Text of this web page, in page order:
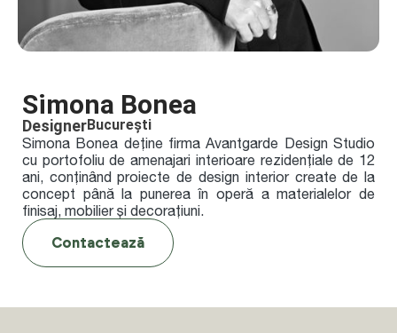
Simona Bonea
DesignerBucurești
Simona Bonea deține firma Avantgarde Design Studio
cu portofoliu de amenajari interioare rezidențiale de 12
ani, conținând proiecte de design interior create de la
concept până la punerea în operă a materialelor de
finisaj, mobilier și decorațiuni.
Contactează